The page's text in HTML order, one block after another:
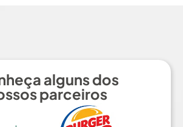
alguns dos
parceiros​